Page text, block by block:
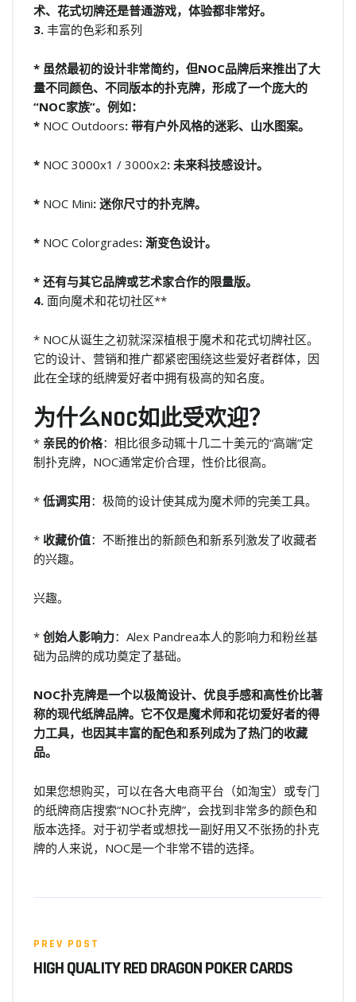
术、花式切牌还是普通游戏，体验都非常好。
3. 丰富的色彩和系列
* 虽然最初的设计非常简约，但NOC品牌后来推出了大
量不同颜色、不同版本的扑克牌，形成了一个庞大的
“NOC家族”。例如：
* NOC Outdoors: 带有户外风格的迷彩、山水图案。
* NOC 3000x1 / 3000x2: 未来科技感设计。
* NOC Mini: 迷你尺寸的扑克牌。
* NOC Colorgrades: 渐变色设计。
* 还有与其它品牌或艺术家合作的限量版。
4. 面向魔术和花切社区**
* NOC从诞生之初就深深植根于魔术和花式切牌社区。
它的设计、营销和推广都紧密围绕这些爱好者群体，因
此在全球的纸牌爱好者中拥有极高的知名度。
为什么NOC如此受欢迎？
* 亲民的价格：相比很多动辄十几二十美元的“高端”定
制扑克牌，NOC通常定价合理，性价比很高。
* 低调实用：极简的设计使其成为魔术师的完美工具。
* 收藏价值：不断推出的新颜色和新系列激发了收藏者
的兴趣。
兴趣。
* 创始人影响力：Alex Pandrea本人的影响力和粉丝基
础为品牌的成功奠定了基础。
NOC扑克牌是一个以极简设计、优良手感和高性价比著
称的现代纸牌品牌。它不仅是魔术师和花切爱好者的得
力工具，也因其丰富的配色和系列成为了热门的收藏
品。
如果您想购买，可以在各大电商平台（如淘宝）或专门
的纸牌商店搜索“NOC扑克牌”，会找到非常多的颜色和
版本选择。对于初学者或想找一副好用又不张扬的扑克
牌的人来说，NOC是一个非常不错的选择。
PREV POST
HIGH QUALITY RED DRAGON POKER CARDS